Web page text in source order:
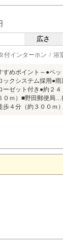
広さ
付インターホン 浴
すめポイント～●ペ
ックシステム採用●
ーゼット付き●約２
０ｍ）■野田郵便局
４分（約３００ｍ）